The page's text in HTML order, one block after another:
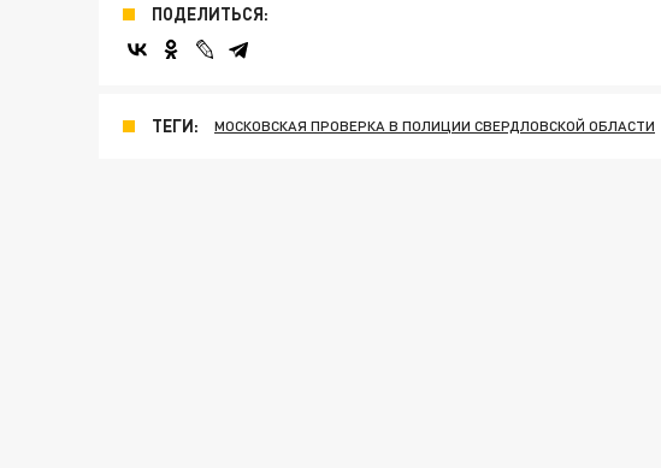
ПОДЕЛИТЬСЯ:
ТЕГИ: МОСКОВСКАЯ ПРОВЕРКА В ПОЛИЦИИ СВЕРДЛОВСКОЙ ОБЛАСТИ